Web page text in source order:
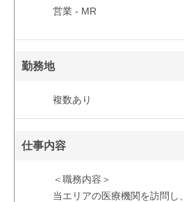
営業 - MR
勤務地
複数あり
仕事内容
＜職務内容＞
当エリアの医療機関を訪問